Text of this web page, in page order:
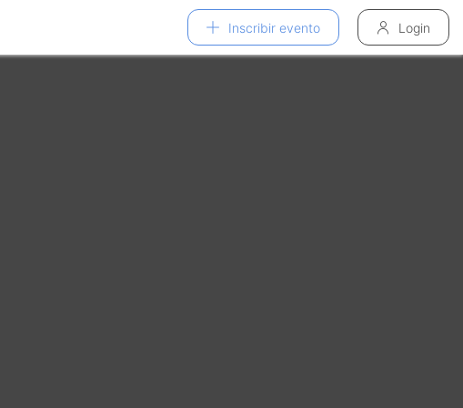
Inscribir evento Login